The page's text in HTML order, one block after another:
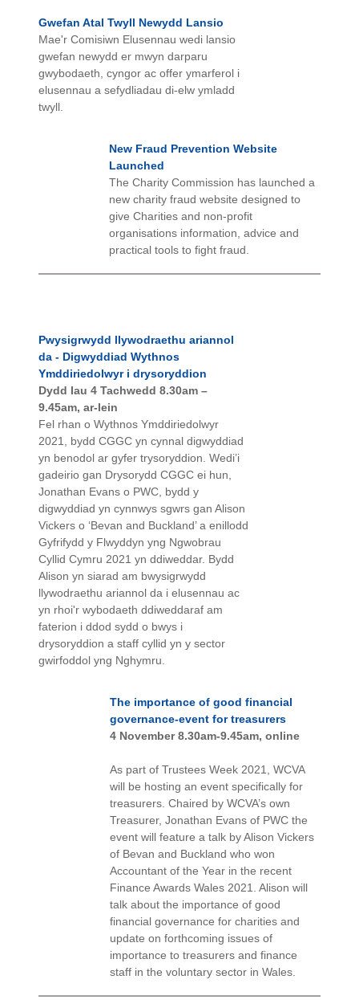
Gwefan Atal Twyll Newydd Lansio
Mae'r Comisiwn Elusennau wedi lansio
gwefan newydd er mwyn darparu
gwybodaeth, cyngor ac offer ymarferol i
elusennau a sefydliadau di-elw ymladd
twyll.
New Fraud Prevention Website
Launched
The Charity Commission has launched a
new charity fraud website designed to
give Charities and non-profit
organisations information, advice and
practical tools to fight fraud.
Pwysigrwydd llywodraethu ariannol
da - Digwyddiad Wythnos
Ymddiriedolwyr i drysoryddion
Dydd Iau 4 Tachwedd 8.30am –
9.45am, ar-lein
Fel rhan o Wythnos Ymddiriedolwyr
2021, bydd CGGC yn cynnal digwyddiad
yn benodol ar gyfer trysoryddion. Wedi’i
gadeirio gan Drysorydd CGGC ei hun,
Jonathan Evans o PWC, bydd y
digwyddiad yn cynnwys sgwrs gan Alison
Vickers o ‘Bevan and Buckland’ a enillodd
Gyfrifydd y Flwyddyn yng Ngwobrau
Cyllid Cymru 2021 yn ddiweddar. Bydd
Alison yn siarad am bwysigrwydd
llywodraethu ariannol da i elusennau ac
yn rhoi'r wybodaeth ddiweddaraf am
faterion i ddod sydd o bwys i
drysoryddion a staff cyllid yn y sector
gwirfoddol yng Nghymru.
The importance of good financial
governance-event for treasurers
4 November 8.30am-9.45am, online
As part of Trustees Week 2021, WCVA
will be hosting an event specifically for
treasurers. Chaired by WCVA’s own
Treasurer, Jonathan Evans of PWC the
event will feature a talk by Alison Vickers
of Bevan and Buckland who won
Accountant of the Year in the recent
Finance Awards Wales 2021. Alison will
talk about the importance of good
financial governance for charities and
update on forthcoming issues of
importance to treasurers and finance
staff in the voluntary sector in Wales.